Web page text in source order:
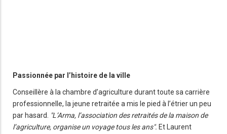
Passionnée par l’histoire de la ville
Conseillère à la chambre d’agriculture durant toute sa carrière
professionnelle, la jeune retraitée a mis le pied à l’étrier un peu
par hasard.
"L’Arma, l’association des retraités de la maison de
l’agriculture, organise un voyage tous les ans". Et Laurent